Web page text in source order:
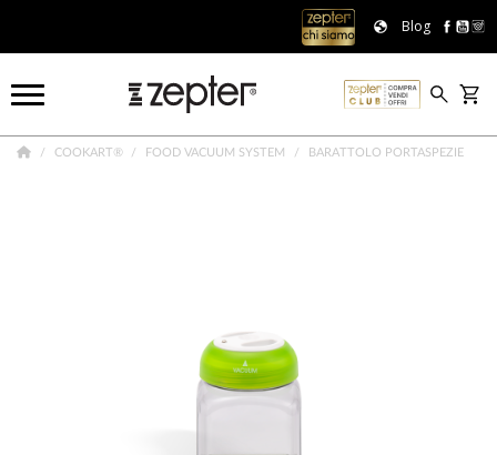
Blog
COOKART® FOOD VACUUM SYSTEM BARATTOLO PORTASPEZIE